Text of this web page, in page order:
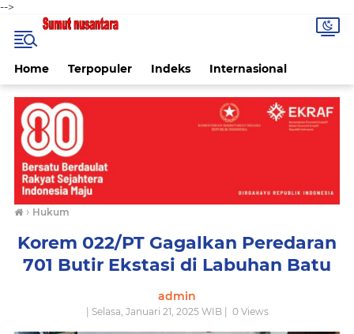
-->
Home Terpopuler Indeks Internasional
› Hukum
Korem 022/PT Gagalkan Peredaran
701 Butir Ekstasi di Labuhan Batu
admin
| Selasa, Januari 21, 2025 WIB | 0Views